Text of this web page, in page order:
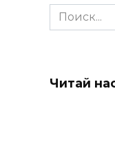
Search
for:
Читай